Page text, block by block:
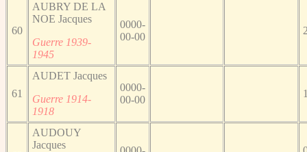
60
AUBRY DE LA
NOE Jacques
Guerre 1939-
1945
0000-
00-00
61
AUDET Jacques
Guerre 1914-
1918
0000-
00-00
AUDOUY
Jacques